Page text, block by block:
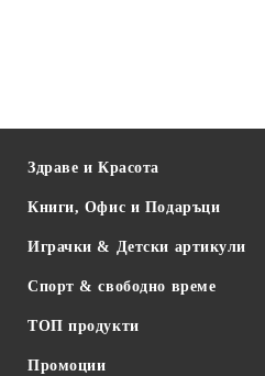
Здраве и Красота
Книги, Офис и Подаръци
Играчки & Детски артикули
Спорт & свободно време
ТОП продукти
Промоции